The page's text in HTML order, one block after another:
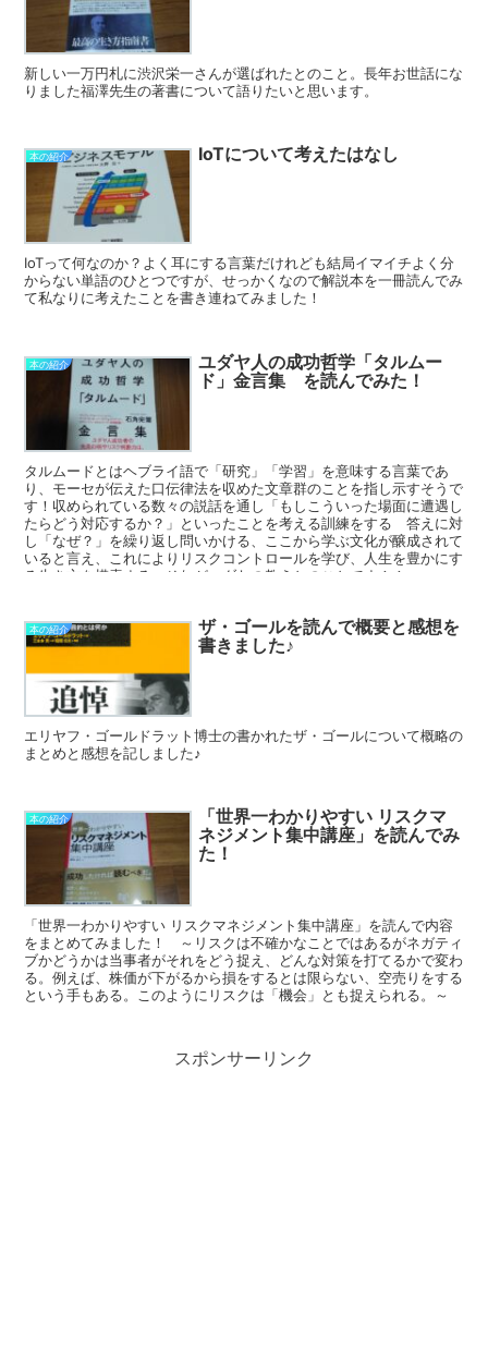
新しい一万円札に渋沢栄一さんが選ばれたとのこと。長年お世話にな
りました福澤先生の著書について語りたいと思います。
本の紹介 IoTについて考えたはなし
IoTって何なのか？よく耳にする言葉だけれども結局イマイチよく分
からない単語のひとつですが、せっかくなので解説本を一冊読んでみ
て私なりに考えたことを書き連ねてみました！
本の紹介
ユダヤ人の成功哲学「タルムー
ド」金言集 を読んでみた！
タルムードとはヘブライ語で「研究」「学習」を意味する言葉であ
り、モーセが伝えた口伝律法を収めた文章群のことを指し示すそうで
す！収められている数々の説話を通し「もしこういった場面に遭遇し
たらどう対応するか？」といったことを考える訓練をする 答えに対
し「なぜ？」を繰り返し問いかける、ここから学ぶ文化が醸成されて
いると言え、これによりリスクコントロールを学び、人生を豊かにす
る生き方を模索する それがユダヤの教えとのことです！！
本の紹介
ザ・ゴールを読んで概要と感想を
書きました♪
エリヤフ・ゴールドラット博士の書かれたザ・ゴールについて概略の
まとめと感想を記しました♪
本の紹介
「世界一わかりやすい リスクマ
ネジメント集中講座」を読んでみ
た！
「世界一わかりやすい リスクマネジメント集中講座」を読んで内容
をまとめてみました！ ～リスクは不確かなことではあるがネガティ
ブかどうかは当事者がそれをどう捉え、どんな対策を打てるかで変わ
る。例えば、株価が下がるから損をするとは限らない、空売りをする
という手もある。このようにリスクは「機会」とも捉えられる。～
スポンサーリンク